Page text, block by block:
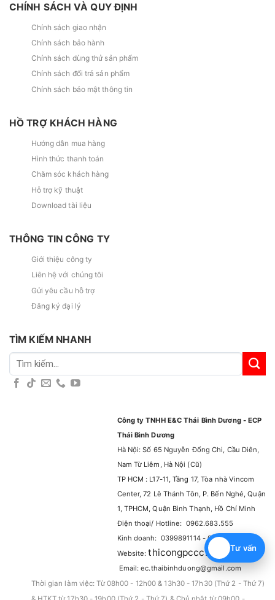
Tư vấn
CHÍNH SÁCH VÀ QUY ĐỊNH
Chính sách giao nhận
Chính sách bảo hành
Chính sách dùng thử sản phẩm
Chính sách đổi trả sản phẩm
Chính sách bảo mật thông tin
HỒ TRỢ KHÁCH HÀNG
Hướng dẫn mua hàng
Hình thức thanh toán
Chăm sóc khách hàng
Hỗ trợ kỹ thuật
Download tài liệu
THÔNG TIN CÔNG TY
Giới thiệu công ty
Liên hệ với chúng tôi
Gửi yêu cầu hỗ trợ
Đăng ký đại lý
TÌM KIẾM NHANH
Tìm
kiếm:
Công ty TNHH E&C Thái Bình Dương - ECP
Thái Bình Dương
Hà Nội: Số 65 Nguyễn Đổng Chi, Cầu Diên,
Nam Từ Liêm, Hà Nội (Cũ)
TP HCM : L17-11, Tầng 17, Tòa nhà Vincom
Center, 72 Lê Thánh Tôn, P. Bến Nghé, Quận
1, TPHCM, Quận Bình Thạnh, Hồ Chí Minh
Điện thoại/ Hotline: 0962.683.555
Kinh doanh: 0399891114 - 0965929114
Website:thicongpccc.com.vn –
Email: ec.thaibinhduong@gmail.com
Thời gian làm việc: Từ 08h00 - 12h00 & 13h30 - 17h30 (Thứ 2 - Thứ 7)